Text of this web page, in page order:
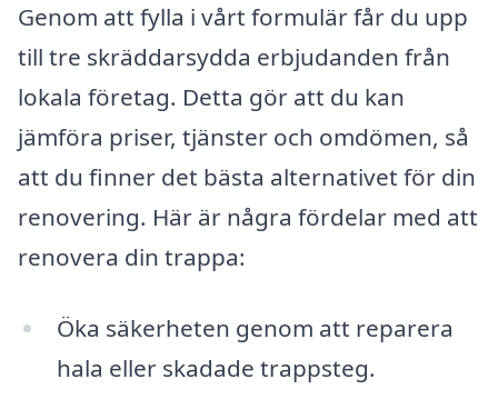
Genom att fylla i vårt formulär får du upp
till tre skräddarsydda erbjudanden från
lokala företag. Detta gör att du kan
jämföra priser, tjänster och omdömen, så
att du finner det bästa alternativet för din
renovering. Här är några fördelar med att
renovera din trappa:
Öka säkerheten genom att reparera
hala eller skadade trappsteg.